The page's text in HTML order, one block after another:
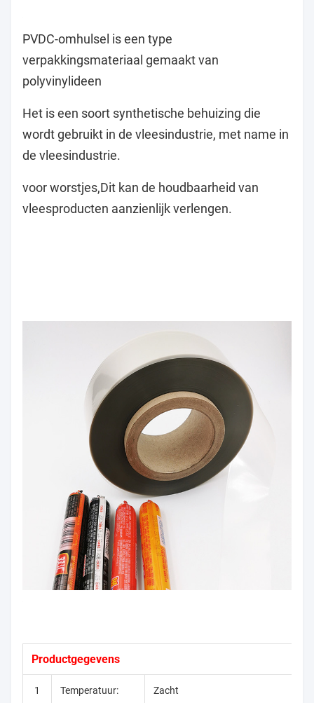
PVDC-omhulsel is een type
verpakkingsmateriaal gemaakt van
polyvinylideen
Het is een soort synthetische behuizing die
wordt gebruikt in de vleesindustrie, met name in
de vleesindustrie.
voor worstjes,Dit kan de houdbaarheid van
vleesproducten aanzienlijk verlengen.
Productgegevens
1 Temperatuur: Zacht